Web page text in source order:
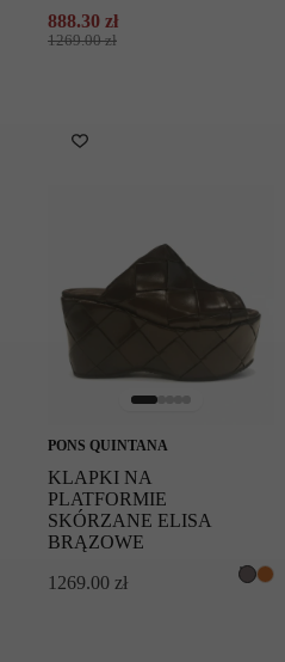
1269.00zł
Pierwotna
888.30 zł
Aktualna
PONS QUINTANA
KLAPKI NA
PLATFORMIE
SKÓRZANE ELISA
BRĄZOWE
1269.00 zł